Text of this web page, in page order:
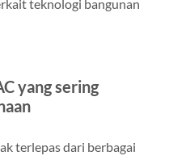
teknologi bangunan
yang sering
terlepas dari berbagai